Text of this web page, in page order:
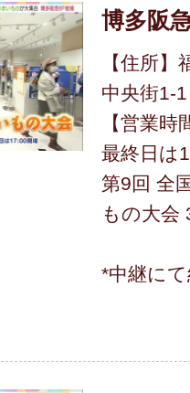
博多阪
【住所
中央街1-1
【営業
最終日は
第9回 全
もの大会
*中継に